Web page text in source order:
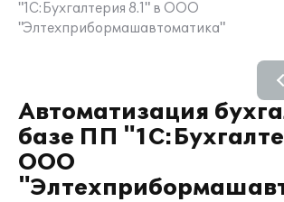
"1С:Бухгалтерия 8.1" в ООО
"Элтехприбормашавтоматика"
Автоматизация
базе ПП
ООО